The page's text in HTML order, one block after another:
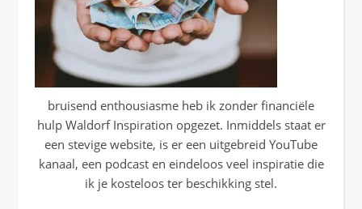
bruisend enthousiasme heb ik zonder financiële
hulp Waldorf Inspiration opgezet. Inmiddels staat er
een stevige website, is er een uitgebreid YouTube
kanaal, een podcast en eindeloos veel inspiratie die
ik je kosteloos ter beschikking stel.